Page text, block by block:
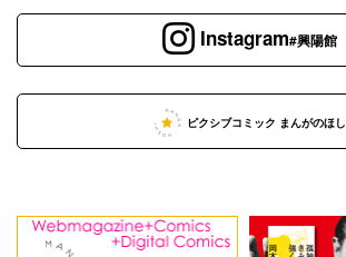
Instagram#興陽館
ピクシブコミック まんがのほし